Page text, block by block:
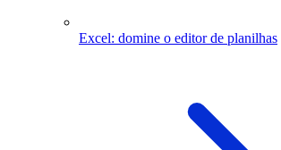
Excel: domine o editor de planilhas